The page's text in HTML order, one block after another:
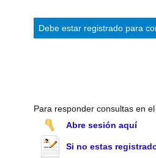
Debe estar registrado para
Para responder consultas en
Abre sesión aquí
Si no estas